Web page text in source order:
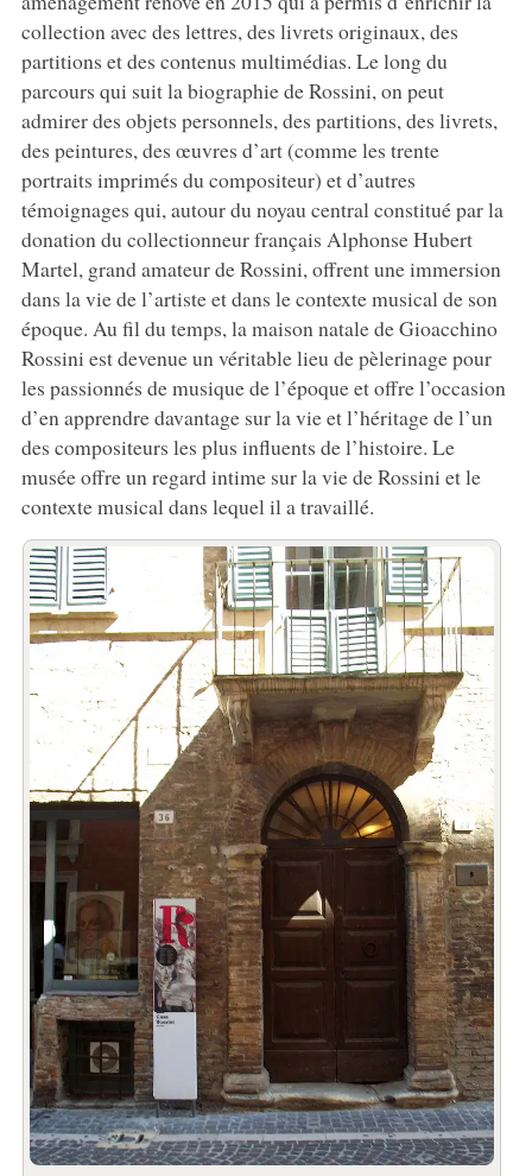
collection avec des lettres, des livrets originaux, des
partitions et des contenus multimédias. Le long du
parcours qui suit la biographie de Rossini, on peut
admirer des objets personnels, des partitions, des livrets,
des peintures, des œuvres d’art (comme les trente
portraits imprimés du compositeur) et d’autres
témoignages qui, autour du noyau central constitué par la
donation du collectionneur français Alphonse Hubert
Martel, grand amateur de Rossini, offrent une immersion
dans la vie de l’artiste et dans le contexte musical de son
époque. Au fil du temps, la maison natale de Gioacchino
Rossini est devenue un véritable lieu de pèlerinage pour
les passionnés de musique de l’époque et offre l’occasion
d’en apprendre davantage sur la vie et l’héritage de l’un
des compositeurs les plus influents de l’histoire. Le
musée offre un regard intime sur la vie de Rossini et le
contexte musical dans lequel il a travaillé.